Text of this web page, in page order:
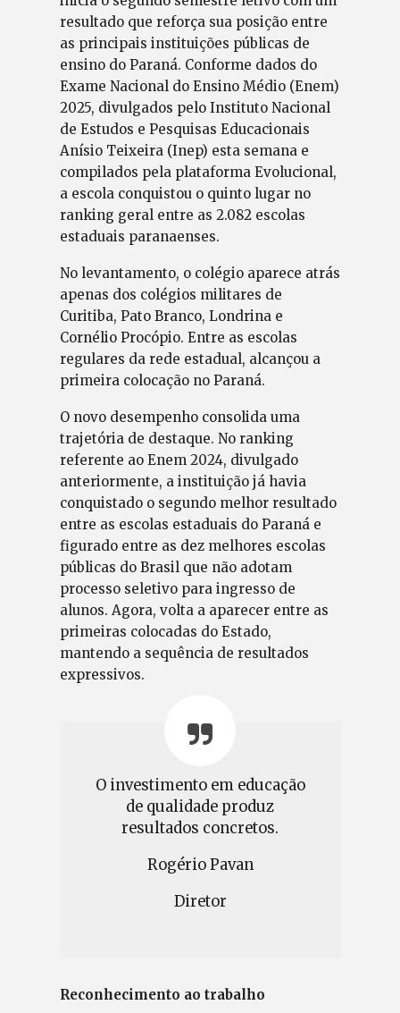
resultado que reforça sua posição entre
as principais instituições públicas de
ensino do Paraná. Conforme dados do
Exame Nacional do Ensino Médio (Enem)
2025, divulgados pelo Instituto Nacional
de Estudos e Pesquisas Educacionais
Anísio Teixeira (Inep) esta semana e
compilados pela plataforma Evolucional,
a escola conquistou o quinto lugar no
ranking geral entre as 2.082 escolas
estaduais paranaenses.
No levantamento, o colégio aparece atrás
apenas dos colégios militares de
Curitiba, Pato Branco, Londrina e
Cornélio Procópio. Entre as escolas
regulares da rede estadual, alcançou a
primeira colocação no Paraná.
O novo desempenho consolida uma
trajetória de destaque. No ranking
referente ao Enem 2024, divulgado
anteriormente, a instituição já havia
conquistado o segundo melhor resultado
entre as escolas estaduais do Paraná e
figurado entre as dez melhores escolas
públicas do Brasil que não adotam
processo seletivo para ingresso de
alunos. Agora, volta a aparecer entre as
primeiras colocadas do Estado,
mantendo a sequência de resultados
expressivos.
O investimento em educação
de qualidade produz
resultados concretos.
Rogério Pavan
Diretor
Reconhecimento ao trabalho